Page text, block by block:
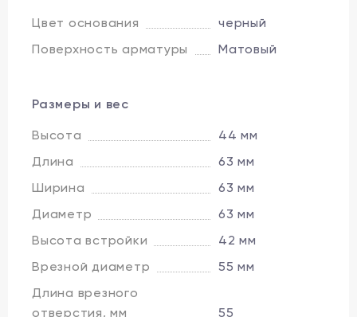
Цвет основания
черный
Поверхность арматуры
Матовый
Размеры и вес
Высота
44 мм
Длина
63 мм
Ширина
63 мм
Диаметр
63 мм
Высота встройки
42 мм
Врезной диаметр
55 мм
Длина врезного
отверстия, мм
55